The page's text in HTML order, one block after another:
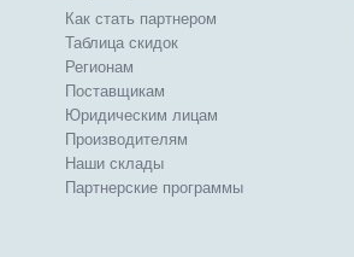
Как стать партнером
Таблица скидок
Регионам
Поставщикам
Юридическим лицам
Производителям
Наши склады
Партнерские программы